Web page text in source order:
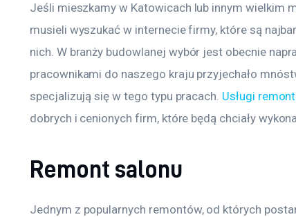
Jeśli mieszkamy w Katowicach lub innym wielkim
musieli wyszukać w internecie firmy, które są
nich. W branży budowlanej wybór jest obecnie
pracownikami do naszego kraju przyjechało
specjalizują się w tego typu pracach. Usługi
dobrych i cenionych firm, które będą chciały
Remont salonu
Jednym z popularnych remontów, od których